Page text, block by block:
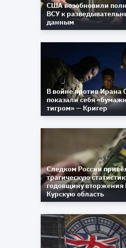
США возобновили
ВСУ к
данным
В войне против
показали себя
тигром» — Кригер
Следком России
трагическую
годовщину вторжения
Курскую область